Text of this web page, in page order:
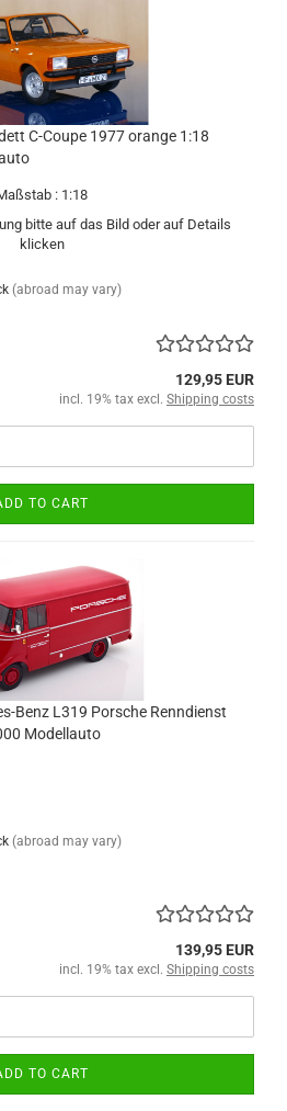
C-Coupe 1977 orange 1:18
: 1:18
bitte auf das Bild oder auf Details
klicken
(abroad may vary)
129,95 EUR
incl. 19% tax excl. Shipping costs
TO CART
Benz L319 Porsche Renndienst
Modellauto
(abroad may vary)
139,95 EUR
incl. 19% tax excl. Shipping costs
TO CART